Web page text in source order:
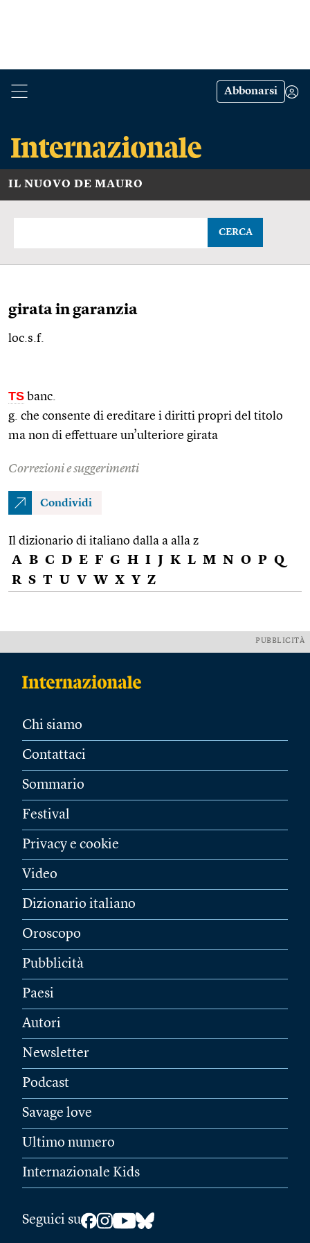
Abbonarsi
IL NUOVO DE MAURO
CERCA
girata in garanzia
loc.s.f.
TS banc.
g. che consente di ereditare i diritti propri del titolo
ma non di effettuare un’ulteriore girata
Correzioni e suggerimenti
Condividi
Il dizionario di italiano dalla a alla z
A B C D E F G H I J K L M N O P Q
R S T U V W X Y Z
PUBBLICITÀ
Chi siamo
Contattaci
Sommario
Festival
Privacy e cookie
Video
Dizionario italiano
Oroscopo
Pubblicità
Paesi
Autori
Newsletter
Podcast
Savage love
Ultimo numero
Internazionale Kids
Seguici su